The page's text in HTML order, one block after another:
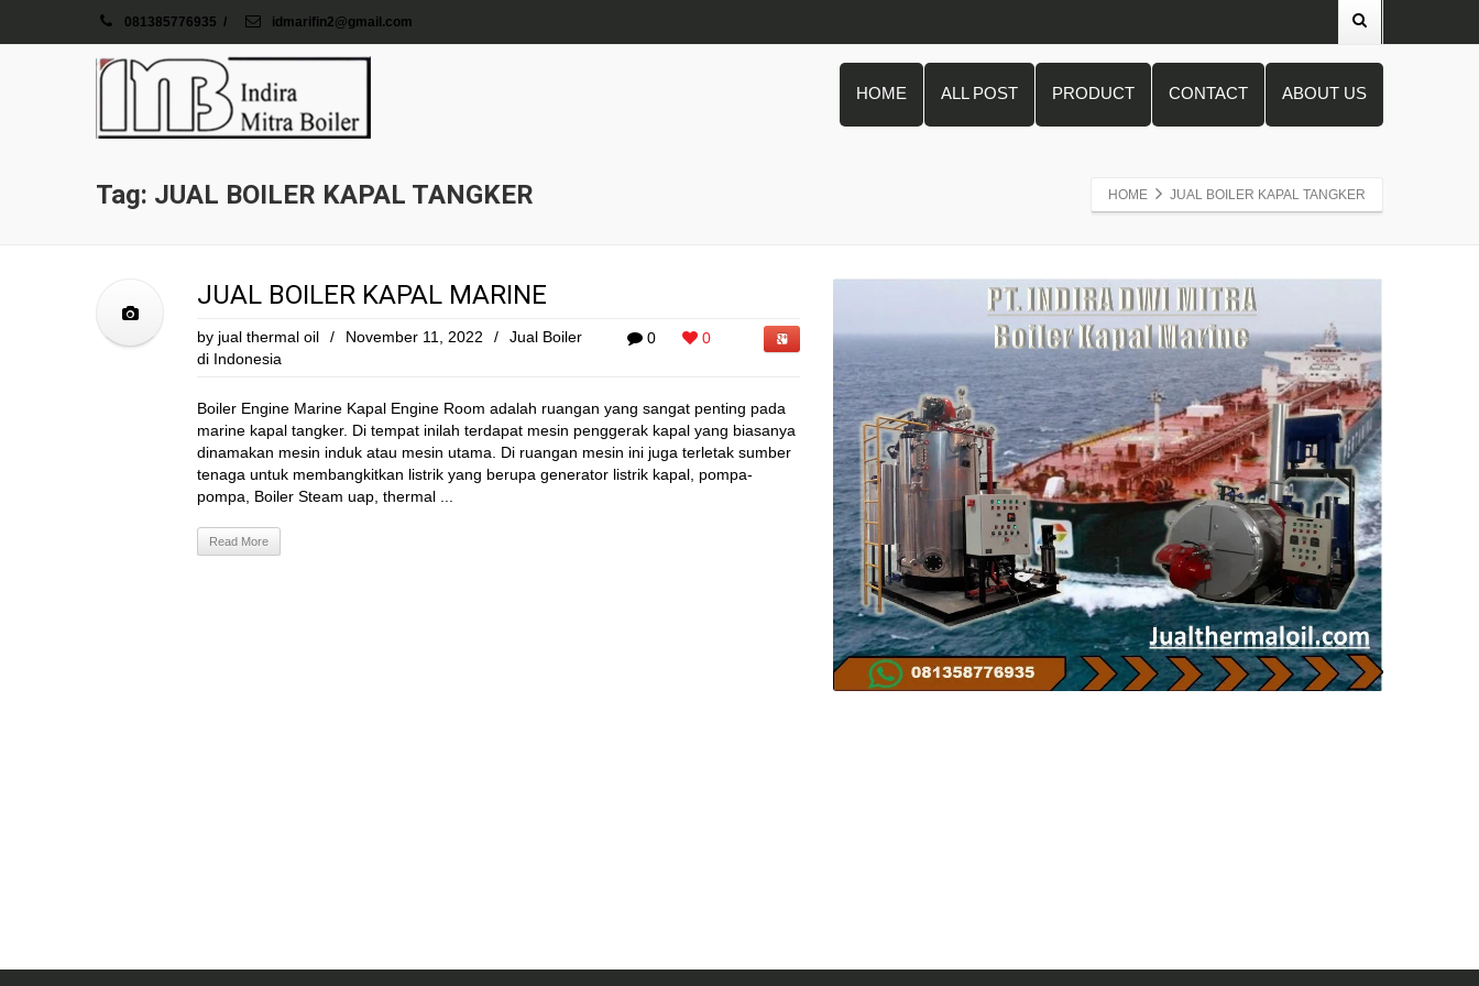
081385776935 / idmarifin2@gmail.com
HOME ALL POST PRODUCT CONTACT ABOUT US
Tag: JUAL BOILER KAPAL TANGKER HOME JUAL BOILER KAPAL TANGKER
JUAL BOILER KAPAL MARINE
0 0
by jual thermal oil / November 11, 2022 /
Jual Boiler
di Indonesia
Boiler Engine Marine Kapal Engine Room adalah ruangan yang sangat penting pada
marine kapal tangker. Di tempat inilah terdapat mesin penggerak kapal yang biasanya
dinamakan mesin induk atau mesin utama. Di ruangan mesin ini juga terletak sumber
tenaga untuk membangkitkan listrik yang berupa generator listrik kapal, pompa-
pompa, Boiler Steam uap, thermal ...
Read More